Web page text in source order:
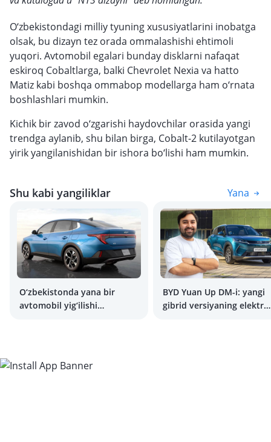
O‘zbekistondagi milliy tyuning xususiyatlarini inobatga
olsak, bu dizayn tez orada ommalashishi ehtimoli
yuqori. Avtomobil egalari bunday disklarni nafaqat
eskiroq Cobaltlarga, balki Chevrolet Nexia va hatto
Matiz kabi boshqa ommabop modellarga ham o‘rnata
boshlashlari mumkin.
Kichik bir zavod o‘zgarishi haydovchilar orasida yangi
trendga aylanib, shu bilan birga, Cobalt-2 kutilayotgan
yirik yangilanishidan bir ishora bo‘lishi ham mumkin.
Shu kabi yangiliklar Yana
O‘zbekistonda yana bir
avtomobil yig‘ilishi
BYD Yuan Up DM-i: yangi
gibrid versiyaning elektr